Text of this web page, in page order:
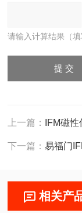
请输入计算结果（
上一篇： IFM磁
下一篇：易福门
相关产